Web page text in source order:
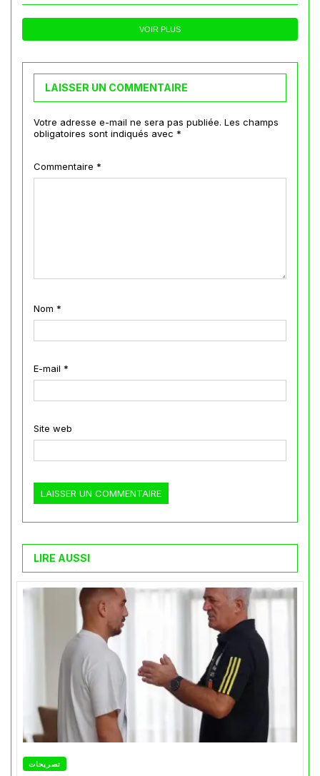
VOIR PLUS
LAISSER UN COMMENTAIRE
Votre adresse e-mail ne sera pas publiée. Les champs
obligatoires sont indiqués avec *
Commentaire *
Nom *
E-mail *
Site web
LIRE AUSSI
تصريحات